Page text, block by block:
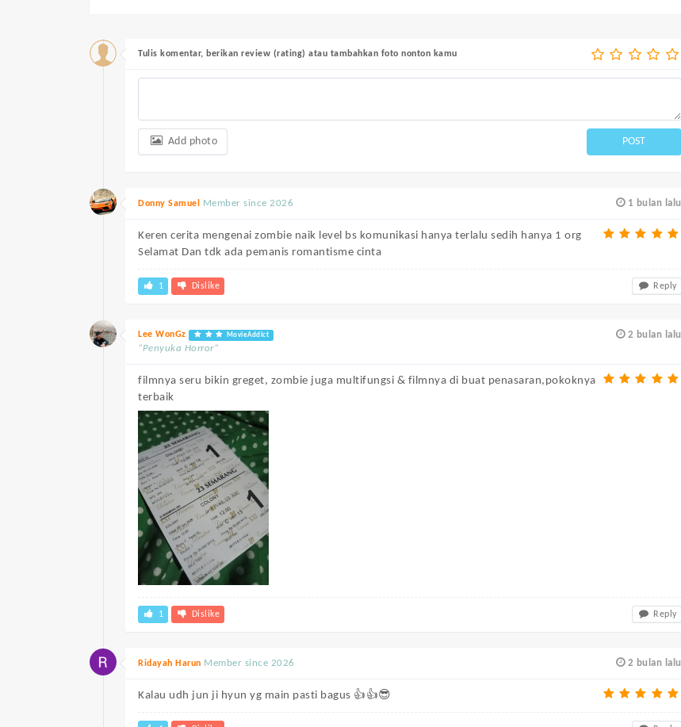
Tulis komentar, berikan review (rating) atau tambahkan foto nonton kamu
Add photo POST
1 bulan lalu
Donny Samuel Member since 2026
Keren cerita mengenai zombie naik level bs komunikasi hanya terlalu sedih hanya 1 org
Selamat Dan tdk ada pemanis romantisme cinta
1 Dislike Reply
2 bulan lalu
Lee WonGz MovieAddict
“Penyuka Horror”
filmnya seru bikin greget, zombie juga multifungsi & filmnya di buat penasaran,pokoknya
terbaik
1 Dislike Reply
2 bulan lalu
Ridayah Harun Member since 2026
Kalau udh jun ji hyun yg main pasti bagus 👍👍😎